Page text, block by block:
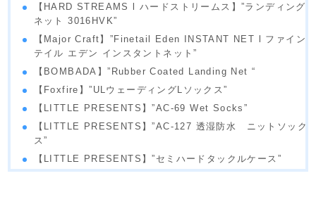
【HARD STREAMS l ハードストリームス】”ランディング
ネット 3016HVK”
【Major Craft】”Finetail Eden INSTANT NET l ファイン
テイル エデン インスタントネット”
【BOMBADA】”Rubber Coated Landing Net “
【Foxfire】”ULウェーディングLソックス”
【LITTLE PRESENTS】”AC-69 Wet Socks”
【LITTLE PRESENTS】”AC-127 透湿防水 ニットソック
ス”
【LITTLE PRESENTS】”セミハードタックルケース”